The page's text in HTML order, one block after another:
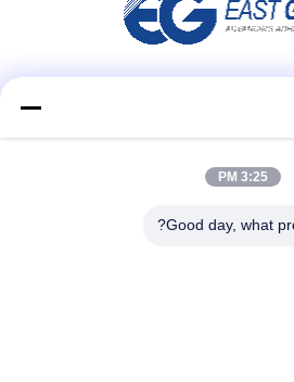
3:25 PM
Good day, what